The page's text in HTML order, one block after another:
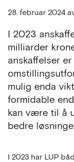
28. februar 2024
I 2023
milliarder
anskaffelser
mulig enda
formidable
kan være til å
bedre
I 2023 har LUP